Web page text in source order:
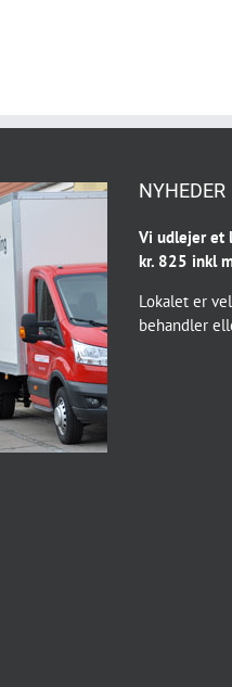
NYHEDER
Vi udlejer et
kr. 825 inkl
Lokalet er
behandler